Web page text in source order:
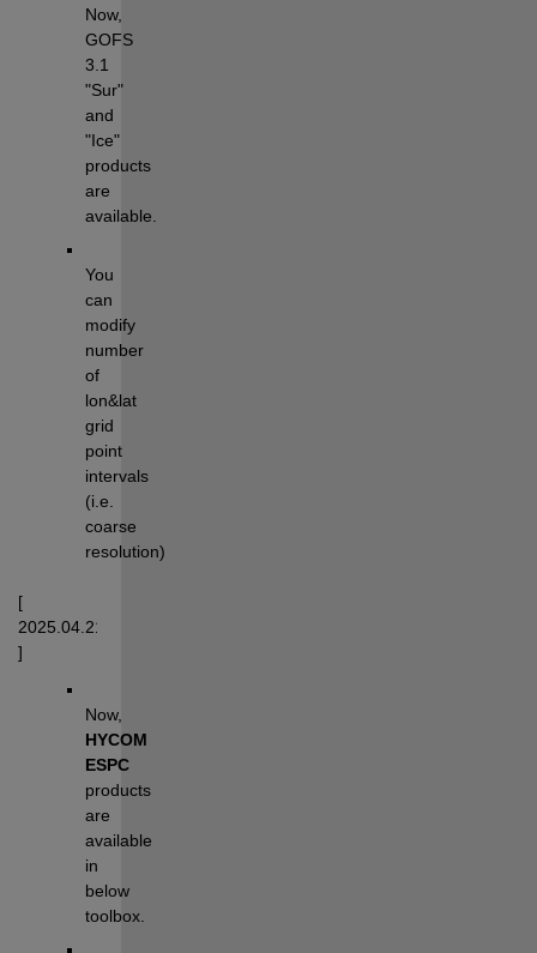
Now,
GOFS
3.1
"Sur"
and
"Ice"
products
are
available.
You
can
modify
number
of
lon&lat
grid
point
intervals
(i.e.
coarse
resolution)
[
2025.04.21
]
HYCOM
ESPC
products
are
available
in
below
toolbox.